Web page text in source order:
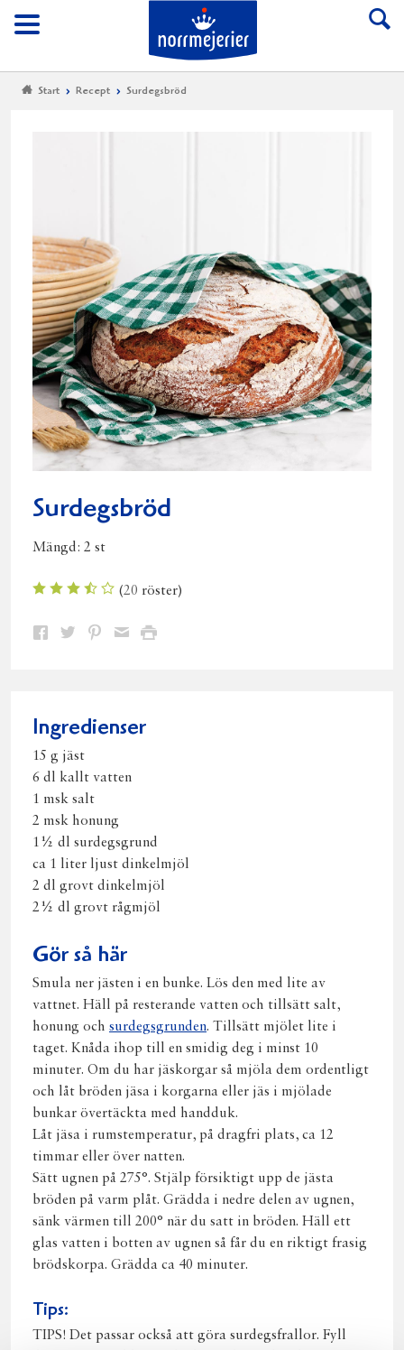
Meny
Till Norrmejerier
Start Recept Surdegsbröd
Surdegsbröd
Mängd: 2 st
(20 röster)
Dela Dela Dela DelaSkriv
Ingredienser
15 g jäst
6 dl kallt vatten
1 msk salt
2 msk honung
1½ dl surdegsgrund
ca 1 liter ljust dinkelmjöl
2 dl grovt dinkelmjöl
2½ dl grovt rågmjöl
Gör så här
Smula ner jästen i en bunke. Lös den med lite av
vattnet. Häll på resterande vatten och tillsätt salt,
honung och surdegsgrunden. Tillsätt mjölet lite i
taget. Knåda ihop till en smidig deg i minst 10
minuter. Om du har jäskorgar så mjöla dem ordentligt
och låt bröden jäsa i korgarna eller jäs i mjölade
bunkar övertäckta med handduk.
Låt jäsa i rumstemperatur, på dragfri plats, ca 12
timmar eller över natten.
Sätt ugnen på 275°. Stjälp försiktigt upp de jästa
bröden på varm plåt. Grädda i nedre delen av ugnen,
sänk värmen till 200° när du satt in bröden. Häll ett
glas vatten i botten av ugnen så får du en riktigt frasig
brödskorpa. Grädda ca 40 minuter.
Tips:
TIPS! Det passar också att göra surdegsfrallor. Fyll